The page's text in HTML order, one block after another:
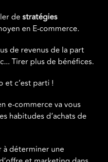
de stratégies
en E-commerce.
de revenus de la part
Tirer plus de bénéfices.
et c’est parti !
e-commerce va vous
habitudes d’achats de
à déterminer une